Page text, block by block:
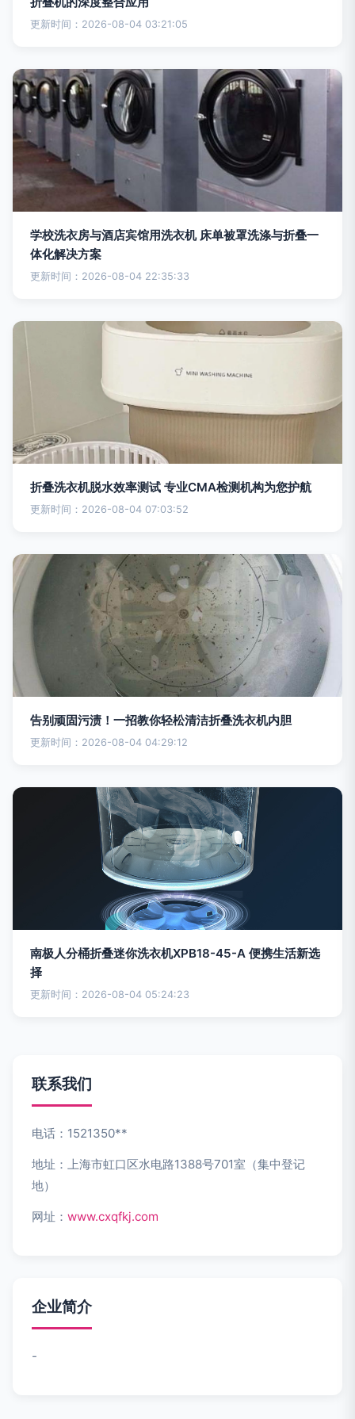
更新时间：2026-08-04 03:21:05
学校洗衣房与酒店宾馆用洗衣机 床单被罩洗涤与折叠一
体化解决方案
更新时间：2026-08-04 22:35:33
折叠洗衣机脱水效率测试 专业CMA检测机构为您护航
更新时间：2026-08-04 07:03:52
告别顽固污渍！一招教你轻松清洁折叠洗衣机内胆
更新时间：2026-08-04 04:29:12
南极人分桶折叠迷你洗衣机XPB18-45-A 便携生活新选
择
更新时间：2026-08-04 05:24:23
联系我们
电话：1521350**
地址：上海市虹口区水电路1388号701室（集中登记
地）
网址： www.cxqfkj.com
企业简介
-